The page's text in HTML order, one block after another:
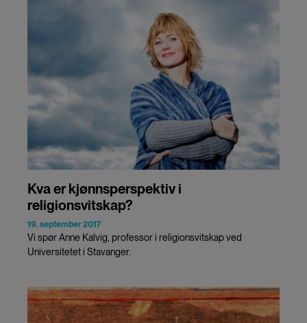
Kva er kjønnsperspektiv i
religionsvitskap?
19. september 2017
Vi spør Anne Kalvig, professor i religionsvitskap ved
Universitetet i Stavanger.